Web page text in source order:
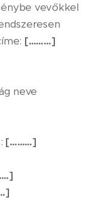
vevőkkel
[………]
neve
[………]